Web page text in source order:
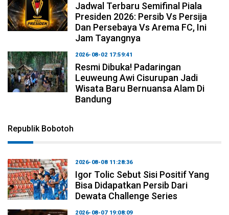
Jadwal Terbaru Semifinal Piala
Presiden 2026: Persib Vs Persija
Dan Persebaya Vs Arema FC, Ini
Jam Tayangnya
2026-08-02 17:59:41
Resmi Dibuka! Padaringan
Leuweung Awi Cisurupan Jadi
Wisata Baru Bernuansa Alam Di
Bandung
Republik Bobotoh
2026-08-08 11:28:36
Igor Tolic Sebut Sisi Positif Yang
Bisa Didapatkan Persib Dari
Dewata Challenge Series
2026-08-07 19:08:09